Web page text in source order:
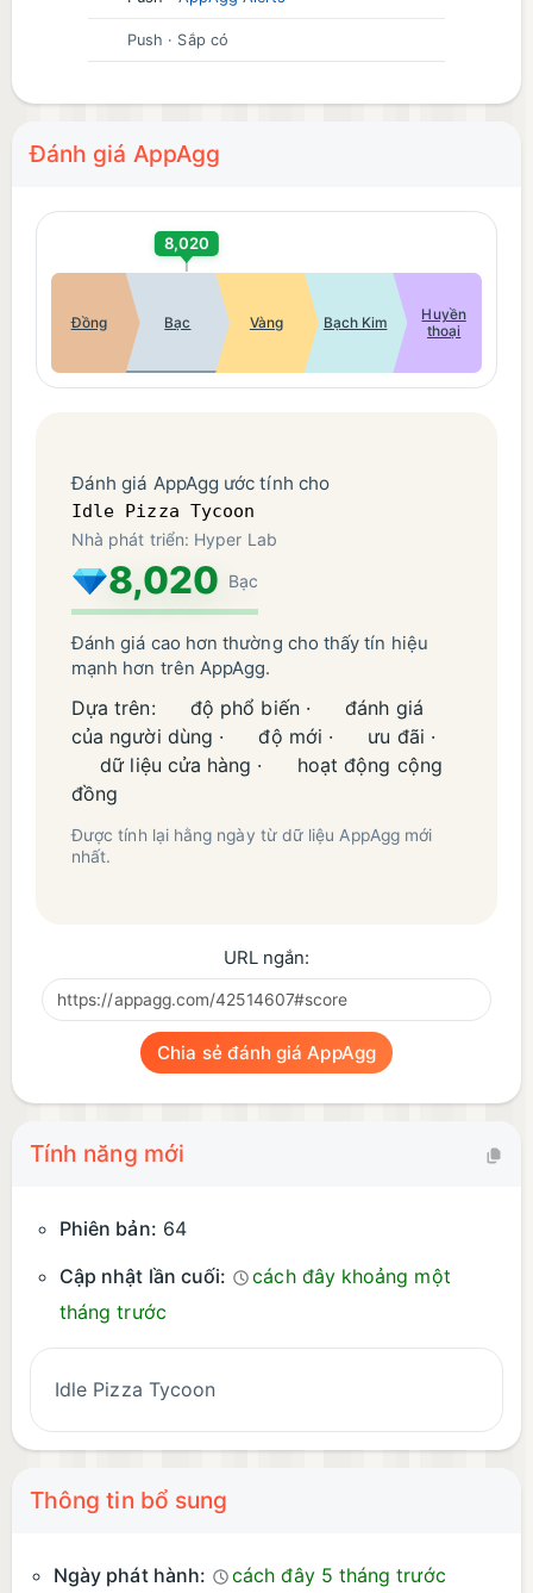
Push · Sắp có
Đánh giá AppAgg
8,020
Đồng Bạc Vàng Bạch Kim
Huyền
thoại
Đánh giá AppAgg ước tính cho
Idle Pizza Tycoon
Nhà phát triển: Hyper Lab
8,020 Bạc
Đánh giá cao hơn thường cho thấy tín hiệu
mạnh hơn trên AppAgg.
Dựa trên: độ phổ biến ·
đánh giá
của người dùng ·
độ mới ·
ưu đãi ·
dữ liệu cửa hàng ·
hoạt động cộng
đồng
Được tính lại hằng ngày từ dữ liệu AppAgg mới
nhất.
URL ngắn:
Chia sẻ đánh giá AppAgg
Tính năng mới
Phiên bản: 64
Cập nhật lần cuối:
cách đây khoảng một
tháng trước
Idle Pizza Tycoon
Thông tin bổ sung
Ngày phát hành:
cách đây 5 tháng trước